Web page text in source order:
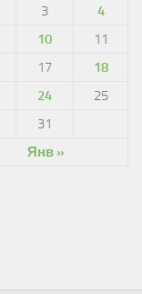
Янв »
3
4
10
11
17
18
24
25
31